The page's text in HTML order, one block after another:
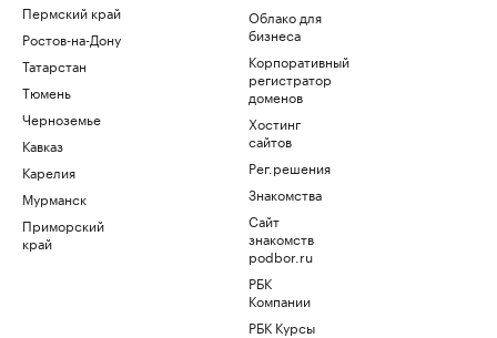
Пермский край
Ростов-на-Дону
Татарстан
Тюмень
Черноземье
Кавказ
Карелия
Мурманск
Приморский
край
Облако для
бизнеса
Корпоративный
регистратор
доменов
Хостинг
сайтов
Рег.решения
Знакомства
Сайт
знакомств
podbor.ru
РБК
Компании
РБК Курсы